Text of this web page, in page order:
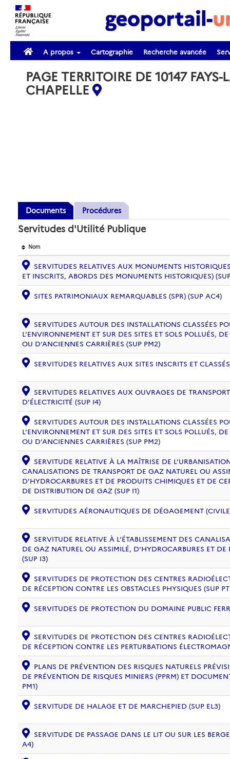
A propos Cartographie Recherche avancée
PAGE TERRITOIRE DE 10147 FAYS-
CHAPELLE
Documents Procédures
Servitudes d'Utilité Publique
Nom
SERVITUDES RELATIVES AUX MONUMENTS
ET INSCRITS, ABORDS DES MONUMENTS HISTORIQUES)
SITES PATRIMONIAUX REMARQUABLES (SPR) (SUP AC4)
SERVITUDES AUTOUR DES INSTALLATIONS CLASSÉES
L’ENVIRONNEMENT ET SUR DES SITES ET SOLS POLLUÉS,
OU D’ANCIENNES CARRIÈRES (SUP PM2)
SERVITUDES RELATIVES AUX SITES INSCRITS ET
SERVITUDES RELATIVES AUX OUVRAGES DE
D’ÉLECTRICITÉ (SUP I4)
SERVITUDES AUTOUR DES INSTALLATIONS CLASSÉES
L’ENVIRONNEMENT ET SUR DES SITES ET SOLS POLLUÉS,
OU D’ANCIENNES CARRIÈRES (SUP PM2)
SERVITUDE RELATIVE À LA MAÎTRISE DE
CANALISATIONS DE TRANSPORT DE GAZ NATUREL OU
D’HYDROCARBURES ET DE PRODUITS CHIMIQUES ET DE
DE DISTRIBUTION DE GAZ (SUP I1)
SERVITUDES AÉRONAUTIQUES DE DÉGAGEMENT
SERVITUDE RELATIVE À L’ÉTABLISSEMENT DES
DE GAZ NATUREL OU ASSIMILÉ, D’HYDROCARBURES ET
(SUP I3)
SERVITUDES DE PROTECTION DES CENTRES
DE RÉCEPTION CONTRE LES OBSTACLES PHYSIQUES (SUP
SERVITUDES DE PROTECTION DU DOMAINE PUBLIC
SERVITUDES DE PROTECTION DES CENTRES
DE RÉCEPTION CONTRE LES PERTURBATIONS
PLANS DE PRÉVENTION DES RISQUES NATURELS
DE PRÉVENTION DE RISQUES MINIERS (PPRM) ET
PM1)
SERVITUDE DE HALAGE ET DE MARCHEPIED (SUP EL3)
SERVITUDE DE PASSAGE DANS LE LIT OU SUR LES
A4)